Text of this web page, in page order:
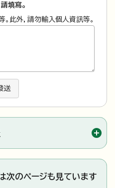
填寫。
此外，請勿輸入個人資訊等。
送
次のページも見ています